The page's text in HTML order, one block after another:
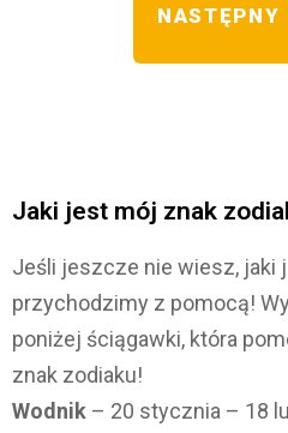
NASTĘPNY
Jaki jest mój znak
Jeśli jeszcze nie wiesz, jaki
przychodzimy z pomocą!
poniżej ściągawki, która
znak zodiaku!
Wodnik – 20 stycznia – 18